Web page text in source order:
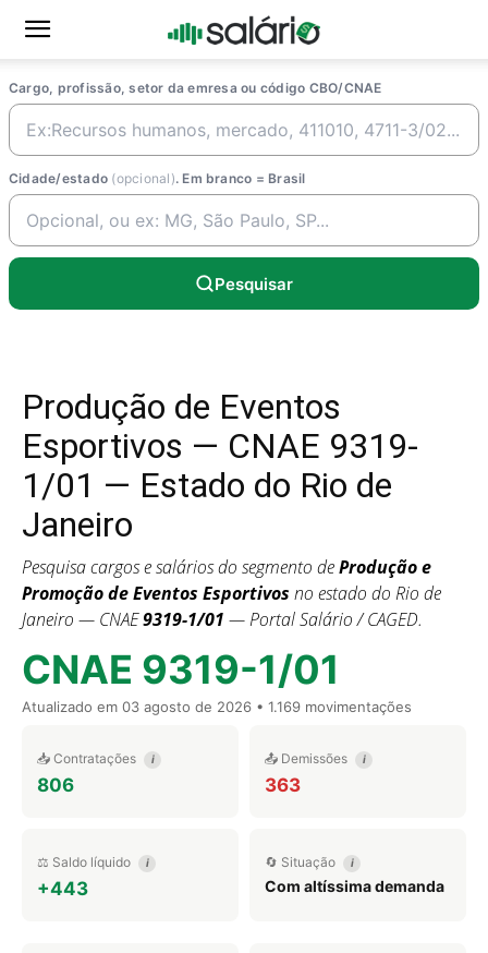
Cargo, profissão, setor da emresa ou código CBO/CNAE
Cidade/estado (opcional). Em branco = Brasil
Pesquisar
Produção de Eventos
Esportivos — CNAE 9319-
1/01 — Estado do Rio de
Janeiro
Pesquisa cargos e salários do segmento deProdução e
Promoção de Eventos Esportivos no estado do Rio de
Janeiro — CNAE9319-1/01 — Portal Salário / CAGED.
CNAE 9319-1/01
Atualizado em 03 agosto de 2026 • 1.169 movimentações
📥 Contratações i
806
📤 Demissões i
363
⚖️ Saldo líquido i
+443
🔄 Situação i
Com altíssima demanda